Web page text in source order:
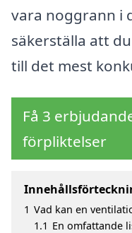
vara noggrann i
säkerställa att
till det mest
Få 3
förpliktelser
1 Vad kan en
1.1 En omfattande